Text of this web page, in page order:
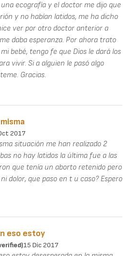
ecografía y el doctor me dijo que
y no habían latidos, me ha dicho
ver por otro doctor anterior a
daba esperanza. Por ahora trato
bebé, tengo fe que Dios le dará los
vivir. Si a alguien le pasó algo
Gracias.
2017
situación me han realizado 2
no hay latidos la última fue a las
que tenía un aborto retenido pero
dolor, que paso en t u caso? Espero
eso estoy
15 Dic 2017